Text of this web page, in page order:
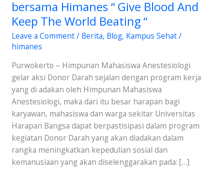
bersama Himanes “ Give Blood And
Keep The World Beating “
Leave a Comment/ Berita, Blog, Kampus Sehat/
himanes
Purwokerto – Himpunan Mahasiswa Anestesiologi
gelar aksi Donor Darah sejalan dengan program kerja
yang di adakan oleh Himpunan Mahasiswa
Anestesiologi, maka dari itu besar harapan bagi
karyawan, mahasiswa dan warga sekitar Universitas
Harapan Bangsa dapat berpastisipasi dalam program
kegiatan Donor Darah yang akan diadakan dalam
rangka meningkatkan kepedulian sosial dan
kemanusiaan yang akan diselenggarakan pada: […]
Darah
bersama
Himanes
“
Give
Blood
And
Keep
The
World
Beating
“